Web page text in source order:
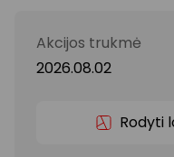
Akcijos trukmė
2026.08.02
Rodyti